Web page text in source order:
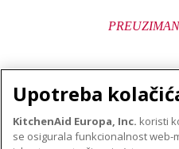
O TVRTKI KITCHENAID
Upotreba
KitchenAid Europa, Inc. koristi
se osigurala funkcionalnost